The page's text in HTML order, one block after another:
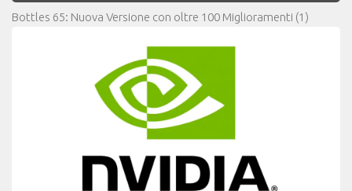
Bottles 65: Nuova Versione con oltre 100 Miglioramenti (1)